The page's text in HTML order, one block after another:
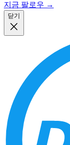
지금 팔로우 →
닫기